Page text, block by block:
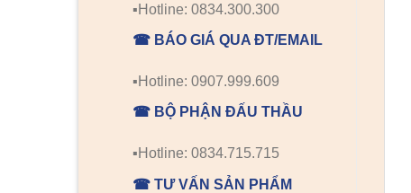
▪️Hotline: 0834.300.300
☎ BÁO GIÁ QUA ĐT/EMAIL
▪️Hotline: 0907.999.609
☎ BỘ PHẬN ĐẤU THẦU
▪️Hotline: 0834.715.715
☎ TƯ VẤN SẢN PHẨM